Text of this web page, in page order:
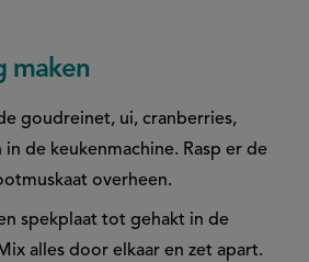
maken
goudreinet, ui, cranberries,
in de keukenmachine. Rasp er de
overheen.
spekplaat tot gehakt in de
alles door elkaar en zet apart.